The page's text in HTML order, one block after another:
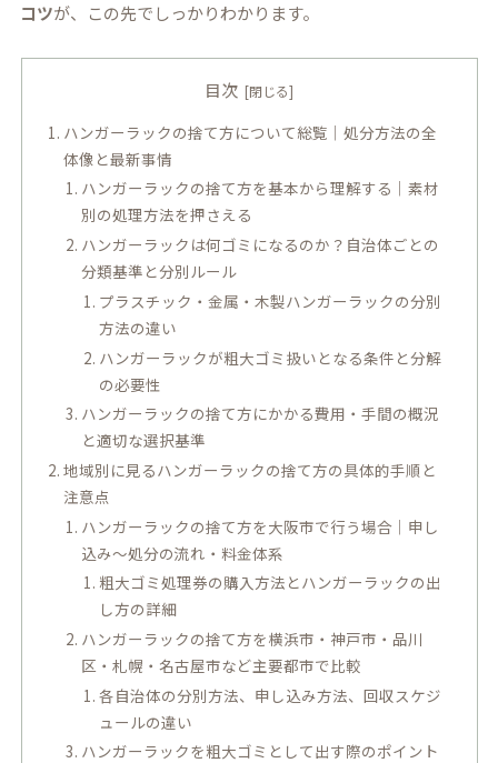
コツが、この先でしっかりわかります。
目次
ハンガーラックの捨て方について総覧｜処分方法の全
体像と最新事情
ハンガーラックの捨て方を基本から理解する｜素材
別の処理方法を押さえる
ハンガーラックは何ゴミになるのか？自治体ごとの
分類基準と分別ルール
プラスチック・金属・木製ハンガーラックの分別
方法の違い
ハンガーラックが粗大ゴミ扱いとなる条件と分解
の必要性
ハンガーラックの捨て方にかかる費用・手間の概況
と適切な選択基準
地域別に見るハンガーラックの捨て方の具体的手順と
注意点
ハンガーラックの捨て方を大阪市で行う場合｜申し
込み～処分の流れ・料金体系
粗大ゴミ処理券の購入方法とハンガーラックの出
し方の詳細
ハンガーラックの捨て方を横浜市・神戸市・品川
区・札幌・名古屋市など主要都市で比較
各自治体の分別方法、申し込み方法、回収スケジ
ュールの違い
ハンガーラックを粗大ゴミとして出す際のポイント